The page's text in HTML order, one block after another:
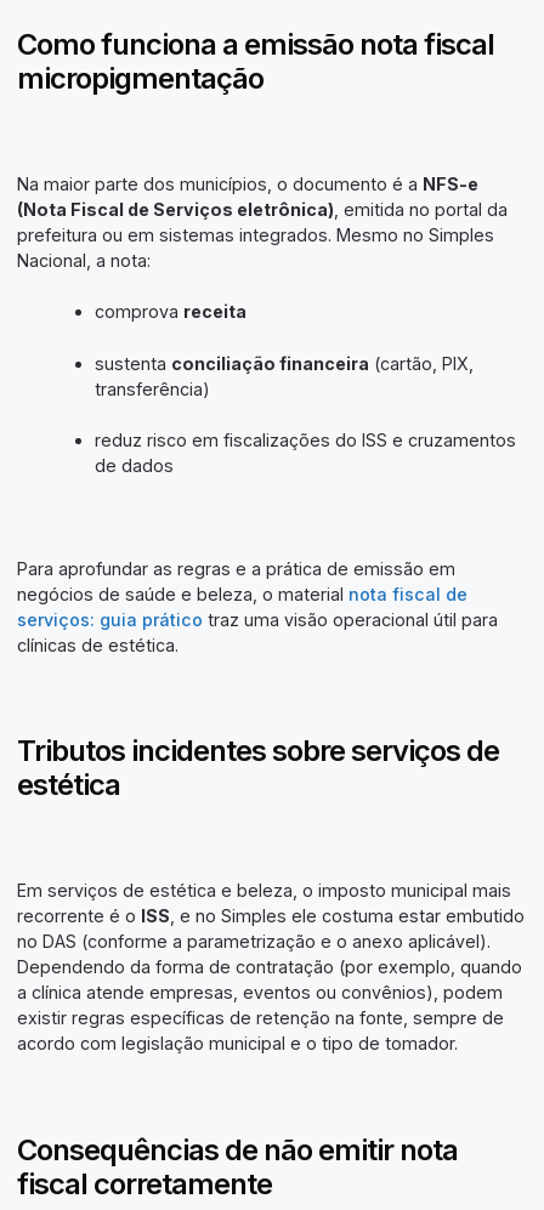
Como funciona a emissão nota fiscal
micropigmentação
Na maior parte dos municípios, o documento é a NFS-e
(Nota Fiscal de Serviços eletrônica) , emitida no portal da
prefeitura ou em sistemas integrados. Mesmo no Simples
Nacional, a nota:
comprova receita
sustenta conciliação financeira (cartão, PIX,
transferência)
reduz risco em fiscalizações do ISS e cruzamentos
de dados
Para aprofundar as regras e a prática de emissão em
negócios de saúde e beleza, o material nota fiscal de
serviços: guia prático traz uma visão operacional útil para
clínicas de estética.
Tributos incidentes sobre serviços de
estética
Em serviços de estética e beleza, o imposto municipal mais
recorrente é o ISS , e no Simples ele costuma estar embutido
no DAS (conforme a parametrização e o anexo aplicável).
Dependendo da forma de contratação (por exemplo, quando
a clínica atende empresas, eventos ou convênios), podem
existir regras específicas de retenção na fonte, sempre de
acordo com legislação municipal e o tipo de tomador.
Consequências de não emitir nota
fiscal corretamente